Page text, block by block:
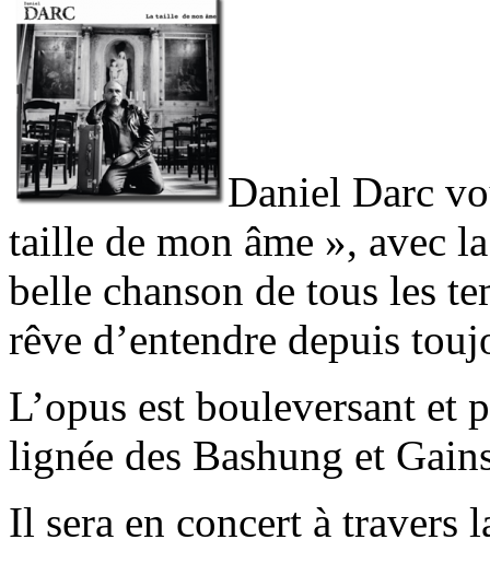
Daniel Darc
taille de mon âme », avec
belle chanson de tous les
rêve d’entendre depuis
L’opus est bouleversant et
lignée des Bashung et
Il sera en concert à travers